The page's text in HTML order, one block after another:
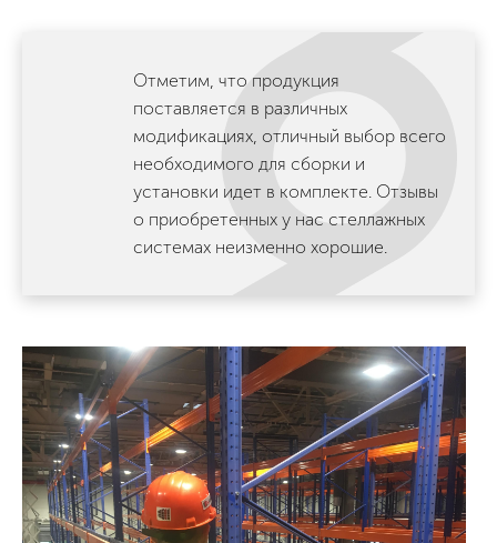
Отметим, что продукция
поставляется в различных
модификациях, отличный выбор всего
необходимого для сборки и
установки идет в комплекте. Отзывы
о приобретенных у нас стеллажных
системах неизменно хорошие.